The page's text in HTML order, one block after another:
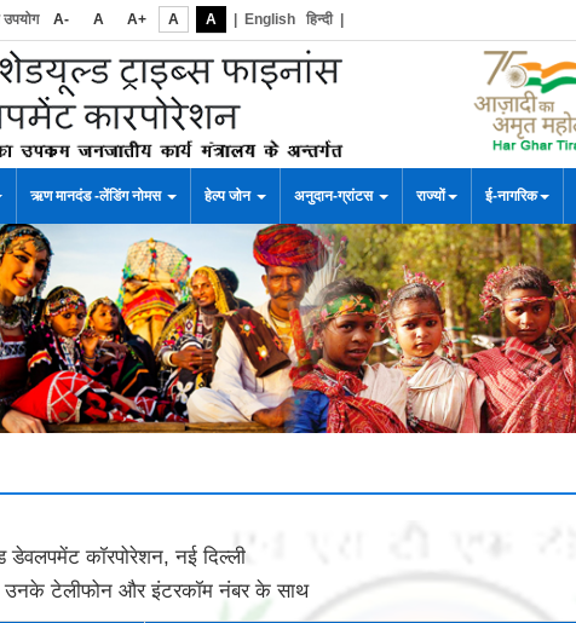
उपयोग A- A A+ A A English हिन्दी|
ऋण मानदंड -लेंडिंग नोमस हेल्प जोन अनुदान-ग्रांटस राज्यों ई-नागरिक
कॉरपोरेशन, नई दिल्‍ली
उनके टेलीफोन और इंटरकॉम नंबर के साथ